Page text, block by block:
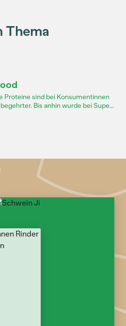
Thema
Proteine sind bei Konsumentinnen
Bis anhin wurde bei Supe...